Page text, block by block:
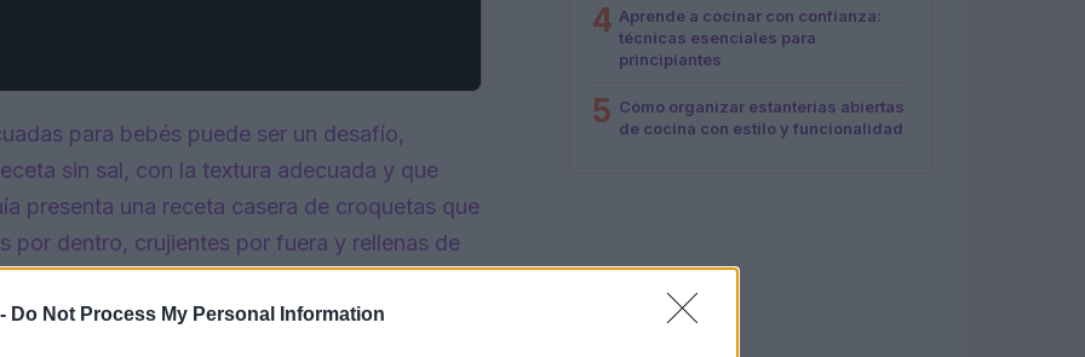
Do Not Process My Personal Information
para bebés puede ser un desafío,
sin sal, con la textura adecuada y que
presenta una receta casera de croquetas que
por dentro, crujientes por fuera y rellenas de
los más pequeños obtengan los nutrientes
4 Aprende a cocinar con confianza:
técnicas esenciales para
principiantes
5 Cómo organizar estanterías abiertas
de cocina con estilo y funcionalidad